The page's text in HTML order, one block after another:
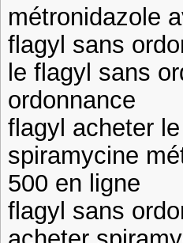
métronidazole
flagyl sans
le flagyl sans
ordonnance
flagyl acheter
spiramycine
500 en ligne
flagyl sans